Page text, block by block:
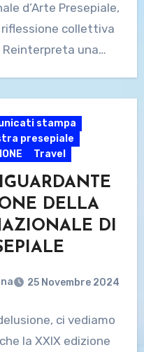
d’Arte Presepiale,
riflessione collettiva
Reinterpreta una…
stampa
presepiale
Travel
DELLA
DI
25 Novembre 2024
ci vediamo
la XXIX edizione